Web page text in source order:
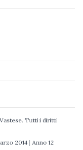
Tutti i diritti
2014 | Anno 12